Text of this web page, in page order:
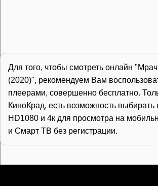
Для того, чтобы смотреть онлайн
(2020)", рекомендуем Вам
плеерами, совершенно бесплатно.
КиноКрад, есть возможность выбирать
HD1080 и 4к для просмотра на
и Смарт ТВ без регистрации.